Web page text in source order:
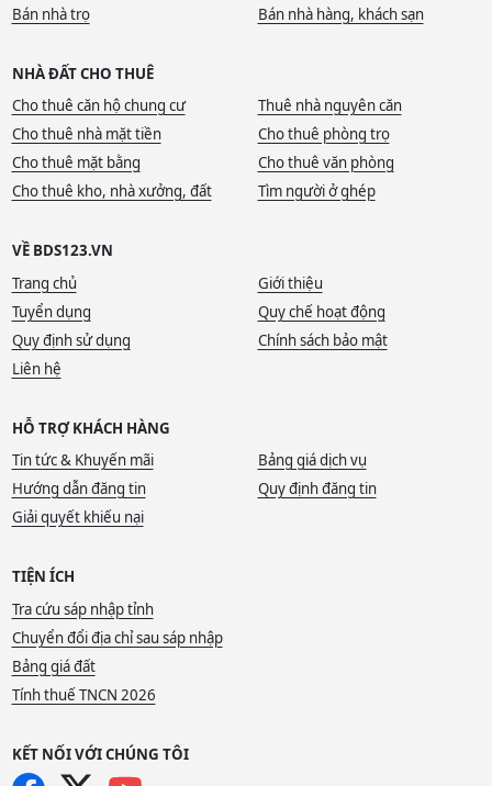
Bán nhà trọ
Bán nhà hàng, khách sạn
NHÀ ĐẤT CHO THUÊ
Cho thuê căn hộ chung cư
Thuê nhà nguyên căn
Cho thuê nhà mặt tiền
Cho thuê phòng trọ
Cho thuê mặt bằng
Cho thuê văn phòng
Cho thuê kho, nhà xưởng, đất
Tìm người ở ghép
VỀ BDS123.VN
Trang chủ
Giới thiệu
Tuyển dụng
Quy chế hoạt động
Quy định sử dụng
Chính sách bảo mật
Liên hệ
HỖ TRỢ KHÁCH HÀNG
Tin tức & Khuyến mãi
Bảng giá dịch vụ
Hướng dẫn đăng tin
Quy định đăng tin
Giải quyết khiếu nại
TIỆN ÍCH
Tra cứu sáp nhập tỉnh
Chuyển đổi địa chỉ sau sáp nhập
Bảng giá đất
Tính thuế TNCN 2026
KẾT NỐI VỚI CHÚNG TÔI